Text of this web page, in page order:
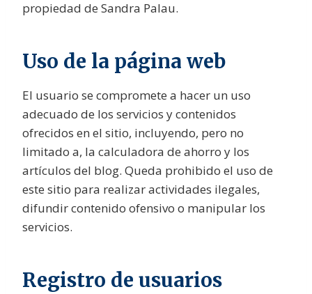
propiedad de Sandra Palau.
Uso de la página web
El usuario se compromete a hacer un uso
adecuado de los servicios y contenidos
ofrecidos en el sitio, incluyendo, pero no
limitado a, la calculadora de ahorro y los
artículos del blog. Queda prohibido el uso de
este sitio para realizar actividades ilegales,
difundir contenido ofensivo o manipular los
servicios.
Registro de usuarios